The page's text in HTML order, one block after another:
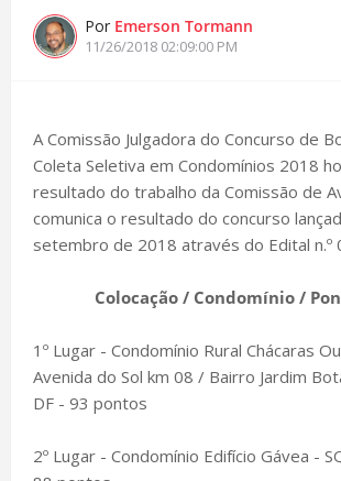
Por Emerson Tormann
11/26/2018 02:09:00 PM
A Comissão Julgadora do Concurso de
Coleta Seletiva em Condomínios 2018
resultado do trabalho da Comissão de
comunica o resultado do concurso
setembro de 2018 através do Edital n.º
Colocação / Condomínio /
1º Lugar - Condomínio Rural Chácaras
Avenida do Sol km 08 / Bairro Jardim
DF - 93 pontos
2º Lugar - Condomínio Edifício Gávea -